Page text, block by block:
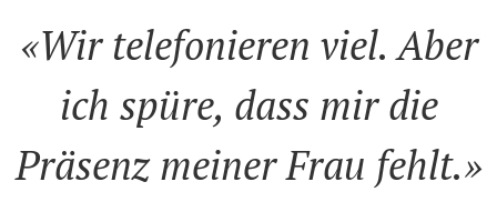
«Wir telefonieren viel. Aber
ich spüre, dass mir die
Präsenz meiner Frau fehlt.»